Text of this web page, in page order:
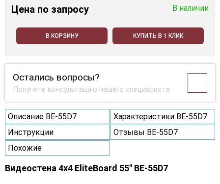
Цена по запросу В наличии
В КОРЗИНУ КУПИТЬ В 1 КЛИК
Остались вопросы?
Получите консультацию нашего специалиста
Описание BE-55D7
Характеристики BE-55D7
Инструкции
Отзывы BE-55D7
Похожие
Видеостена 4x4 EliteBoard 55" BE-55D7